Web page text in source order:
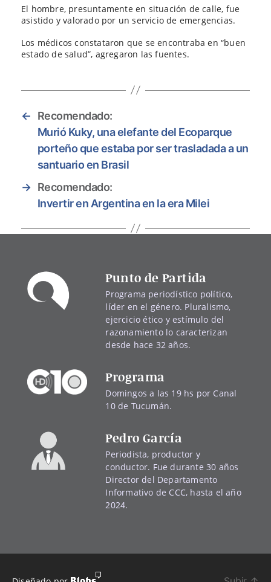
El hombre, presuntamente en situación de calle, fue
asistido y valorado por un servicio de emergencias.
Los médicos constataron que se encontraba en “buen
estado de salud”, agregaron las fuentes.
←
Recomendado:
Murió Kuky, una elefante del Ecoparque
porteño que estaba por ser trasladada a un
santuario en Brasil
→ Recomendado:
Invertir en Argentina en la era Milei
Punto de Partida
Programa periodístico político,
líder en el género. Pluralismo,
ejercicio ético y estímulo del
razonamiento lo caracterizan
desde hace 32 años.
Programa
Domingos a las 19 hs por Canal
10 de Tucumán.
Pedro García
Periodista, productor y
conductor. Fue durante 30 años
Director del Departamento
Informativo de CCC, hasta el año
2024.